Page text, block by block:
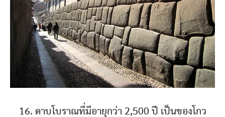
16. ดาบโบราณที่มีอายุกว่า 2,500 ปี เป็นของโกว